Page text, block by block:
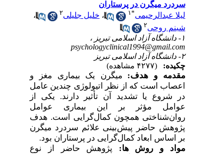
سردرد میگرن در پرستاران
لیلا عبدالرحیمی
۱ ،خلیل جلیلی
،
شبنم روحی
psychologyclinical1994@gmail.com
چکیده:
مقدمه و هدف:میگرن یک بیماری مغز و
اعصاب است که از نظر اتیولوژی چندین عامل
در شروع یا تشدید آن تأثیر دارند. یکی از
عوامل مؤثر بر این بیماری عوامل
روان‌شناختی همچون کمال‌گرایی است. هدف
پژوهش حاضر پیش‌بینی علائم سردرد میگرن
بر اساس ابعاد کمال‌گرایی در پرستاران بود.
مواد و روش ها:پژوهش حاضر از نوع